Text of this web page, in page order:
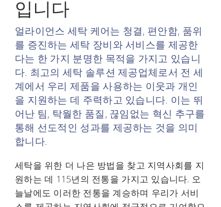
입니다
얼라이언스 세탁 케어는 청결, 편안함, 품위
를 증진하는 세탁 장비와 서비스를 제공한
다는 한 가지 분명한 목적을 가지고 있습니
다. 최고의 세탁 솔루션 제공업체로서 전 세
계에서 우리 제품을 사용하는 이웃과 개인
을 지원하는 데 주력하고 있습니다. 이는 뛰
어난 팀, 탁월한 품질, 끊임없는 혁신 추구를
통해 선도적인 성과를 제공하는 것을 의미
합니다.
세탁을 위한 더 나은 방법을 찾고 지역사회를 지
원하는 데 115년의 전통을 가지고 있습니다. 오
늘날에도 이러한 전통을 계승하며 우리가 서비